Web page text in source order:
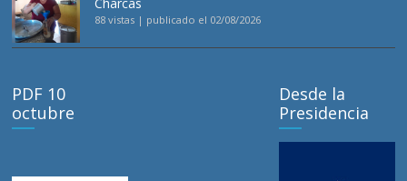
88 vistas | publicado el 02/08/2026
PDF 10
octubre
Desde la
Presidencia